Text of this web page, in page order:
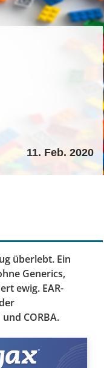
11. Feb. 2020
überlebt. Ein
Generics,
ewig. EAR-
CORBA.